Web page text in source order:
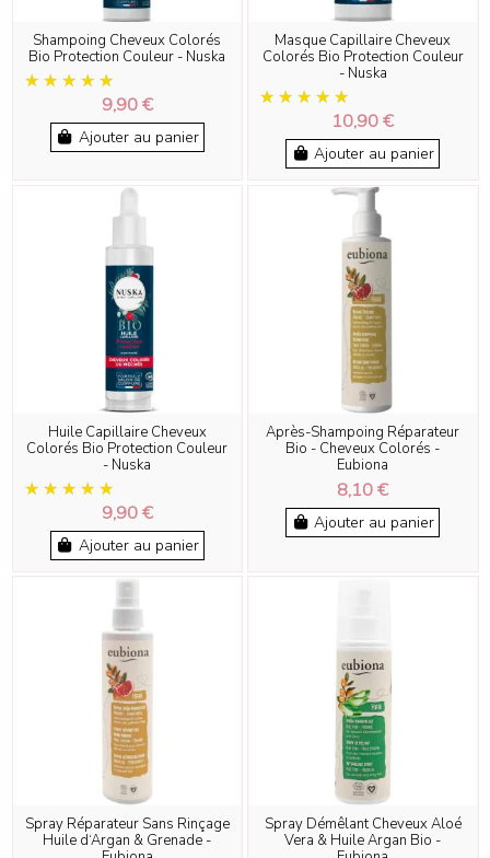
Shampoing Cheveux Colorés
Bio Protection Couleur - Nuska
9,90 €
Ajouter au panier
Masque Capillaire Cheveux
Colorés Bio Protection Couleur
- Nuska
10,90 €
Ajouter au panier
Huile Capillaire Cheveux
Colorés Bio Protection Couleur
- Nuska
9,90 €
Ajouter au panier
Après-Shampoing Réparateur
Bio - Cheveux Colorés -
Eubiona
8,10 €
Ajouter au panier
Spray Réparateur Sans Rinçage
Huile d‘Argan & Grenade -
Spray Démêlant Cheveux Aloé
Vera & Huile Argan Bio -